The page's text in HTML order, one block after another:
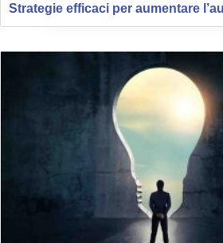
Strategie efficaci per aumentare